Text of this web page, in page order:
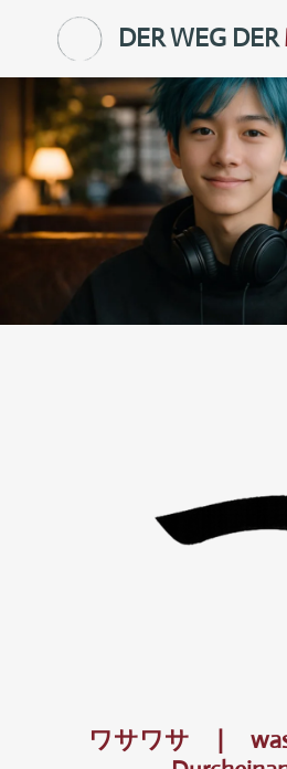
Hauptinhalt
springen
DER WEG DER
ワサワサ |